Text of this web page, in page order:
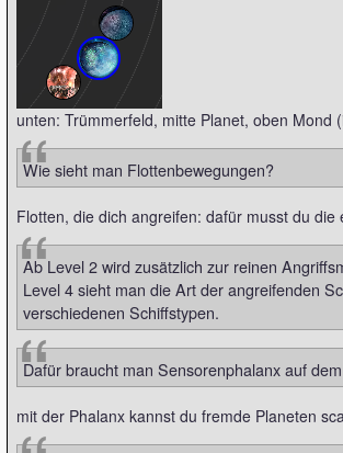
unten: Trümmerfeld, mitte Planet, oben Mond
Wie sieht man Flottenbewegungen?
Flotten, die dich angreifen: dafür musst du
Ab Level 2 wird zusätzlich zur reinen
Level 4 sieht man die Art der angreifenden
verschiedenen Schiffstypen.
Dafür braucht man Sensorenphalanx auf
mit der Phalanx kannst du fremde Planeten